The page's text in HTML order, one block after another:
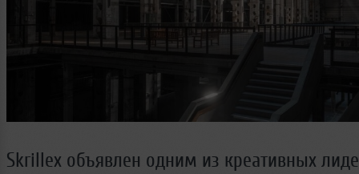
Skrillex объявлен одним из креативных